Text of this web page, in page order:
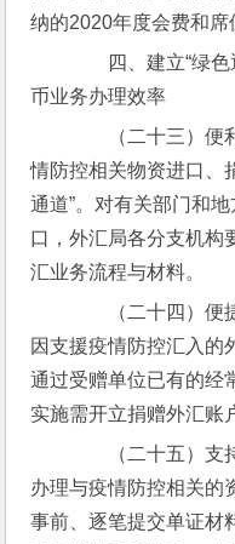
纳的2020年度会费和席
四、建立“绿色
币业务办理效率
（二十三）便利
情防控相关物资进口、
通道”。对有关部门和
口，外汇局各分支机构
汇业务流程与材料。
（二十四）便捷
因支援疫情防控汇入的
通过受赠单位已有的经
实施需开立捐赠外汇账
（二十五）支持
办理与疫情防控相关的
事前、逐笔提交单证材